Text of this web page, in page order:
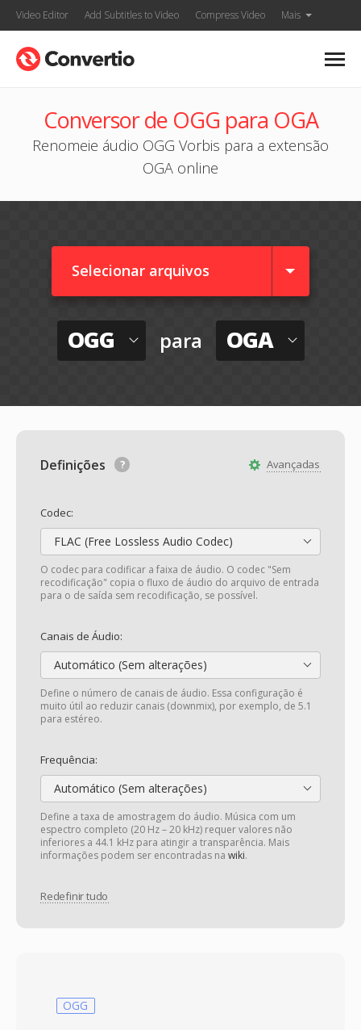
Video Editor Add Subtitles to Video Compress Video Mais
Conversor de OGG para OGA
Renomeie áudio OGG Vorbis para a extensão
OGA online
Selecionar arquivos
OGG para OGA
Avançadas
Definições
Codec:
FLAC (Free Lossless Audio Codec)
O codec para codificar a faixa de áudio. O codec "Sem
recodificação" copia o fluxo de áudio do arquivo de entrada
para o de saída sem recodificação, se possível.
Canais de Áudio:
Automático (Sem alterações)
Define o número de canais de áudio. Essa configuração é
muito útil ao reduzir canais (downmix), por exemplo, de 5.1
para estéreo.
Frequência:
Automático (Sem alterações)
Define a taxa de amostragem do áudio. Música com um
espectro completo (20 Hz – 20 kHz) requer valores não
inferiores a 44.1 kHz para atingir a transparência. Mais
informações podem ser encontradas na wiki.
Redefinir tudo
OGG